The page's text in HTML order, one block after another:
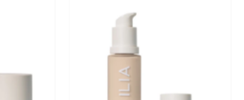
Mais vendidos
Alfabeticamente, A-Z
Alfabeticamente, Z-A